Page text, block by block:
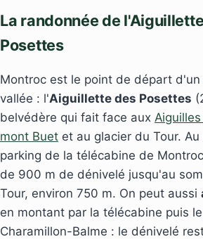
La randonnée de
Posettes
Montroc est le point de départ d'un
vallée : l'Aiguillette des Posettes
belvédère qui fait face aux
mont Buet et au glacier du Tour.
parking de la télécabine de
de 900 m de dénivelé jusqu'au
Tour, environ 750 m. On peut aussi
en montant par la télécabine puis
Charamillon-Balme : le dénivelé